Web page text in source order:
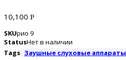
10,100 Р
SKUрио 9
StatusНет в наличии
Tags Заушные слуховые аппараты